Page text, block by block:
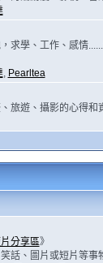
求學、工作、感情
, Pearltea
旅遊、攝影的心得和
分享區》
話、圖片或短片等事